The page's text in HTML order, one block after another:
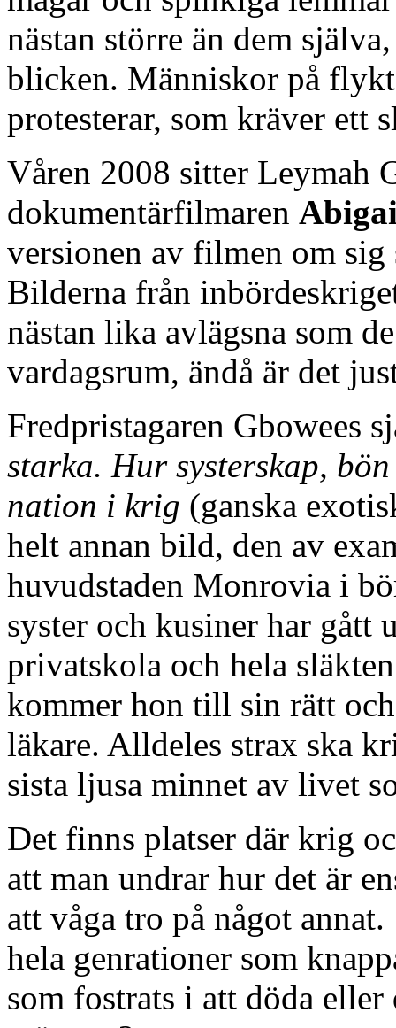
nästan större än dem
blicken. Människor på
protesterar, som kräver ett
Våren 2008 sitter Leymah
dokumentärfilmaren
versionen av filmen om
Bilderna från
nästan lika avlägsna som
vardagsrum, ändå är det
Fredpristagaren Gbowees
starka. Hur systerskap,
nation i krig (ganska
helt annan bild, den av
huvudstaden Monrovia i
syster och kusiner har gått
privatskola och hela
kommer hon till sin rätt
läkare. Alldeles strax ska
sista ljusa minnet av livet
Det finns platser där krig
att man undrar hur det är
att våga tro på något
hela genrationer som
som fostrats i att döda